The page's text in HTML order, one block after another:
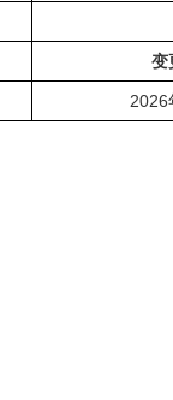
变
2026